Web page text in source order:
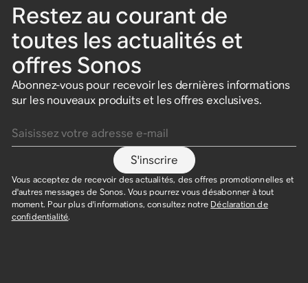
Restez au courant de
toutes les actualités et
offres Sonos
Abonnez-vous pour recevoir les dernières informations
sur les nouveaux produits et les offres exclusives.
S'inscrire
Vous acceptez de recevoir des actualités, des offres promotionnelles et
d'autres messages de Sonos. Vous pourrez vous désabonner à tout
moment. Pour plus d'informations, consultez notre Déclaration de
confidentialité.